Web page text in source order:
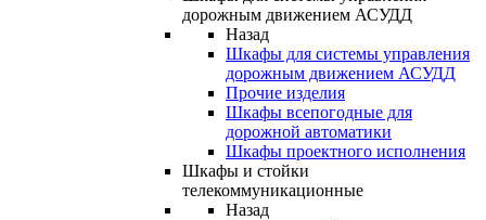
дорожным движением АСУДД
Назад
Шкафы для системы управления
дорожным движением АСУДД
Прочие изделия
Шкафы всепогодные для
дорожной автоматики
Шкафы проектного исполнения
Шкафы и стойки
телекоммуникационные
Назад